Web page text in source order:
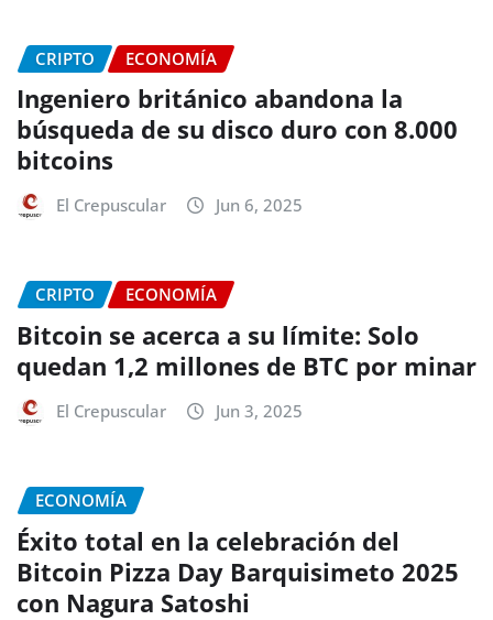
CRIPTO ECONOMÍA
Ingeniero británico abandona la
búsqueda de su disco duro con 8.000
bitcoins
El Crepuscular Jun 6, 2025
CRIPTO ECONOMÍA
Bitcoin se acerca a su límite: Solo
quedan 1,2 millones de BTC por minar
El Crepuscular Jun 3, 2025
ECONOMÍA
Éxito total en la celebración del
Bitcoin Pizza Day Barquisimeto 2025
con Nagura Satoshi